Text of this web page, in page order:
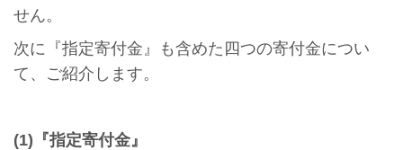
せん。
次に『指定寄付金』も含めた四つの寄付金につい
て、ご紹介します。
(1)『指定寄付金』